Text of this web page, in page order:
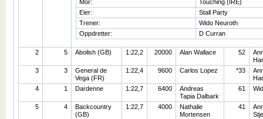
Mor:
Touching (IRE)
Eier:
Stall Party
Trener:
Wido Neuroth
Oppdretter:
D Curran
2 5 Abolish (GB) 1:22,2 20000 Alan Wallace 52
3
3
General de
Vega (FR)
1:22,4 9600 Carlos Lopez *33
4
1 Dardenne 1:22,7 6400
Andreas
Tapia Dalbark
61
5 4
Backcountry
(GB)
1:22,7 4000
Nathalie
Mortensen
41